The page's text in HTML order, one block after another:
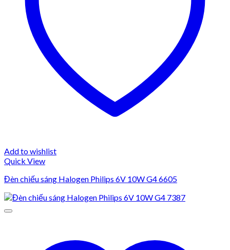
Add to wishlist
Quick View
Đèn chiếu sáng Halogen Philips 6V 10W G4 6605